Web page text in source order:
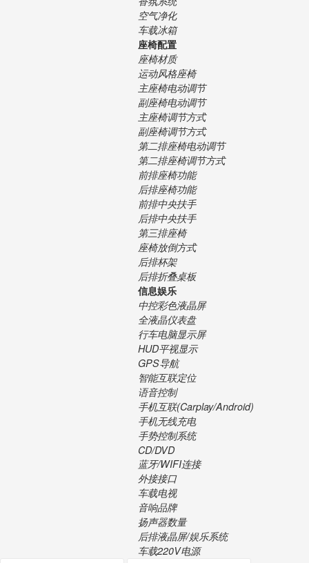
空气净化
车载冰箱
座椅配置
座椅材质
运动风格座椅
主座椅电动调节
副座椅电动调节
主座椅调节方式
副座椅调节方式
第二排座椅电动调节
第二排座椅调节方式
前排座椅功能
后排座椅功能
前排中央扶手
后排中央扶手
第三排座椅
座椅放倒方式
后排杯架
后排折叠桌板
信息娱乐
中控彩色液晶屏
全液晶仪表盘
行车电脑显示屏
HUD平视显示
GPS导航
智能互联定位
语音控制
手机互联(Carplay/Android)
手机无线充电
手势控制系统
CD/DVD
蓝牙/WIFI连接
外接接口
车载电视
音响品牌
扬声器数量
后排液晶屏/娱乐系统
车载220V电源